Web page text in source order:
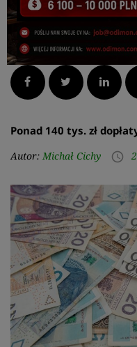
Facebook Twitter
Ponad 140 tys. zł
Autor: Michał Cichy access_time